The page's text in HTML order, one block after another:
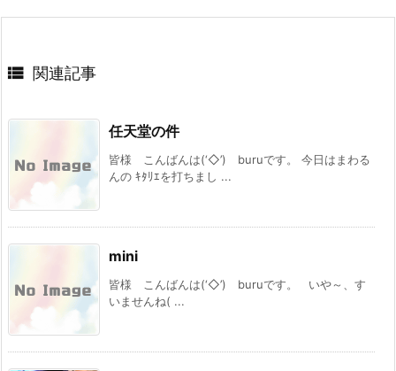
 関連記事
任天堂の件
皆様 こんばんは(‘◇’)ゞburuです。 今日はまわる
んの ｷﾀﾘｴを打ちまし ...
mini
皆様 こんばんは(‘◇’)ゞburuです。 いや～、す
いませんね( ...